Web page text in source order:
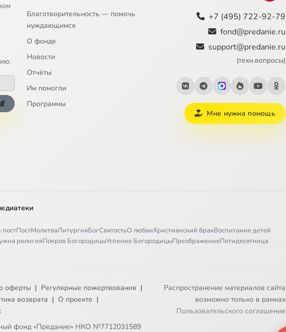
Благотворительность — помочь
нуждающимся
О фонде
Новости
Отчёты
Им помогли
Программы
+7 (495) 722-92-79
fond@predanie.ru
support@predanie.ru
(техн.вопросы)
Мне нужна помощь
ПостМолитваЛитургияБогСвятостьО любвиХристианский бракВоспитание детей
религияПокров БогородицыУспение БогородицыПреображениеПятидесятница
оферты | Регулярные пожертвования |
возврата | О проекте |
фонд «Предание» НКО №7712031589
Распространение материалов сайта
возможно только в рамках
Пользовательского соглашения